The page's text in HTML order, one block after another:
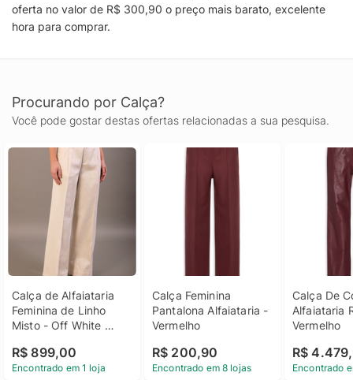
oferta no valor de R$ 300,90 o preço mais barato, excelente
hora para comprar.
Procurando por Calça?
Você pode gostar destas ofertas relacionadas a sua pesquisa.
Calça de Alfaiataria
Feminina de Linho
Misto - Off White
Feminina de Linho
Misto Off White 42
R$ 899,00
Encontrado em 1 loja
Calça Feminina
Pantalona Alfaiataria -
Vermelho
R$ 200,90
Encontrado em 8 lojas
Calça De
Alfaiataria
Vermelho
R$
Encontrado